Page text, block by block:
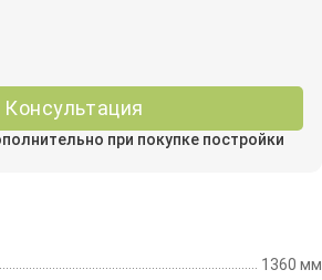
Консультация
при покупке постройки
1360 мм